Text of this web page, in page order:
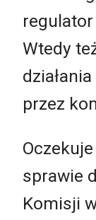
Wtedy
przez
sprawie
Komisji